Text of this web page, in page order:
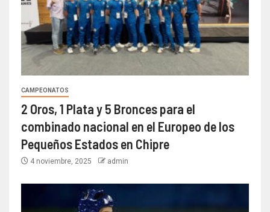
CAMPEONATOS
2 Oros, 1 Plata y 5 Bronces para el
combinado nacional en el Europeo de los
Pequeños Estados en Chipre
4 noviembre, 2025 admin